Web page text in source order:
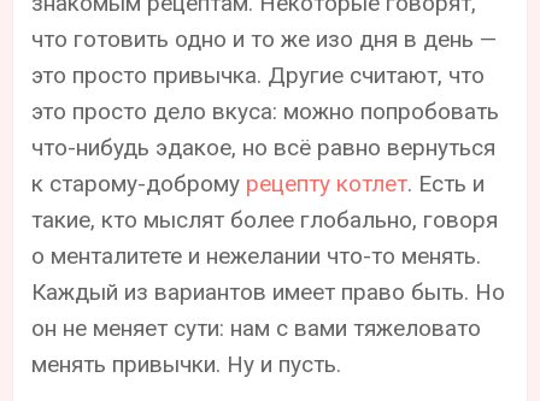
что готовить одно и то же изо дня в день —
это просто привычка. Другие считают, что
это просто дело вкуса: можно попробовать
что-нибудь эдакое, но всё равно вернуться
к старому-доброму рецепту котлет. Есть и
такие, кто мыслят более глобально, говоря
о менталитете и нежелании что-то менять.
Каждый из вариантов имеет право быть. Но
он не меняет сути: нам с вами тяжеловато
менять привычки. Ну и пусть.